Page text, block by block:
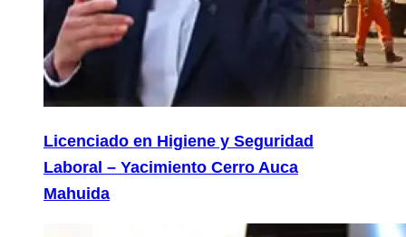
Licenciado en Higiene y Seguridad
Laboral – Yacimiento Cerro Auca
Mahuida